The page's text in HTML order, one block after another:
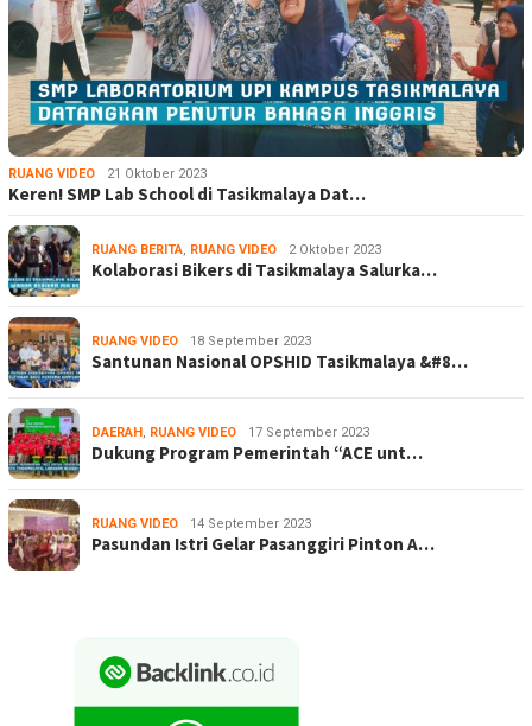
RUANG VIDEO 21 Oktober 2023
Keren! SMP Lab School di Tasikmalaya Dat…
RUANG BERITA, RUANG VIDEO 2 Oktober 2023
Kolaborasi Bikers di Tasikmalaya Salurka…
RUANG VIDEO 18 September 2023
Santunan Nasional OPSHID Tasikmalaya &#8…
DAERAH, RUANG VIDEO 17 September 2023
Dukung Program Pemerintah “ACE unt…
RUANG VIDEO 14 September 2023
Pasundan Istri Gelar Pasanggiri Pinton A…